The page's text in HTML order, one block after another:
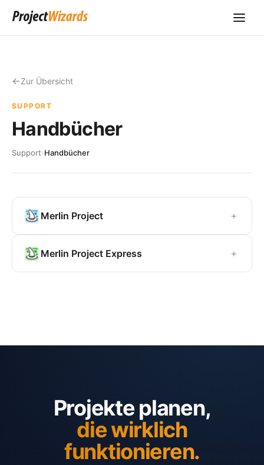
Zur Übersicht
SUPPORT
Handbücher
Support›Handbücher
Merlin Project +
Merlin Project Express +
Projekte planen,
die wirklich
funktionieren.